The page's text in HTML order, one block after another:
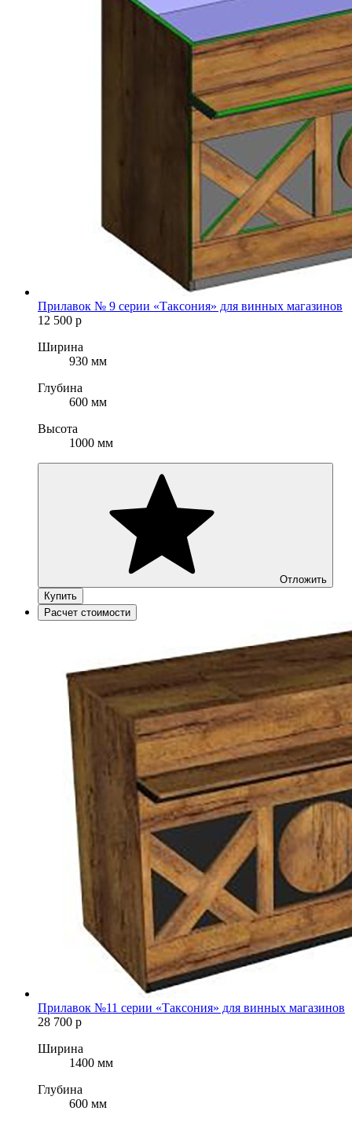
Прилавок № 9 серии «Таксония» для винных магазинов
12 500 р
Ширина
930 мм
Глубина
600 мм
Высота
1000 мм
Отложить
Купить
Расчет стоимости
Прилавок №11 серии «Таксония» для винных магазинов
28 700 р
Ширина
1400 мм
Глубина
600 мм